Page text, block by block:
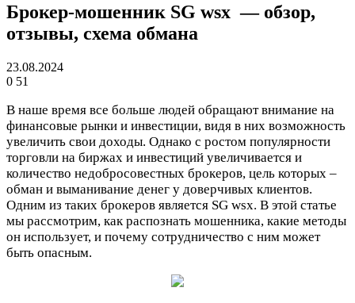
Брокер-мошенник SG wsx — обзор,
отзывы, схема обмана
23.08.2024
0 51
В наше время все больше людей обращают внимание на
финансовые рынки и инвестиции, видя в них возможность
увеличить свои доходы. Однако с ростом популярности
торговли на биржах и инвестиций увеличивается и
количество недобросовестных брокеров, цель которых –
обман и выманивание денег у доверчивых клиентов.
Одним из таких брокеров является SG wsx. В этой статье
мы рассмотрим, как распознать мошенника, какие методы
он использует, и почему сотрудничество с ним может
быть опасным.